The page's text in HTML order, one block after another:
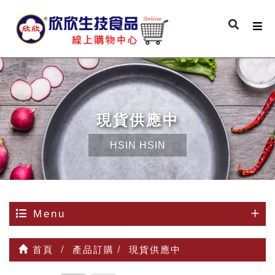
現貨供應中
HSIN HSIN
Menu
首頁 產品訂購 現貨供應中